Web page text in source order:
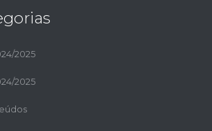
2025
2025